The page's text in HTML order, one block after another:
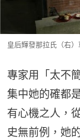
皇后輝發那拉氏（右
專家用「太不
集中她的確都
有心機之人，
史無前例，她